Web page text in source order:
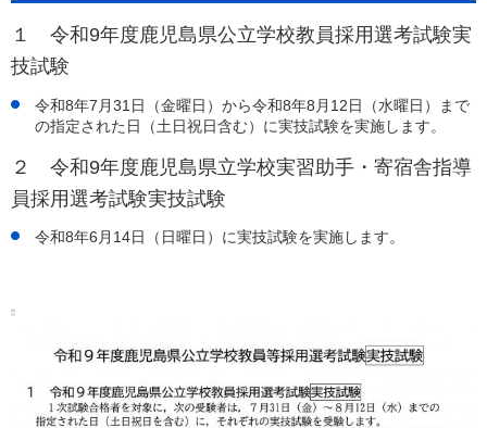
１ 令和9年度鹿児島県公立学校教員採用選考試験実
技試験
令和8年7月31日（金曜日）から令和8年8月12日（水曜日）まで
の指定された日（土日祝日含む）に実技試験を実施します。
２ 令和9年度鹿児島県立学校実習助手・寄宿舎指導
員採用選考試験実技試験
令和8年6月14日（日曜日）に実技試験を実施します。